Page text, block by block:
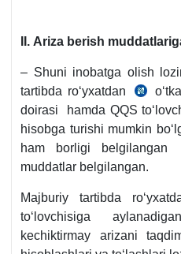
II. Ariza berish
– Shuni inobatga olish
tartibda roʻyхatdan
y.
3232-
son
Nizom
doirasi hamda QQS
hisobga turishi mumkin
ham borligi belgilangan
muddatlar belgilangan.
Majburiy tartibda
toʻlovchisiga
kechiktirmay arizani